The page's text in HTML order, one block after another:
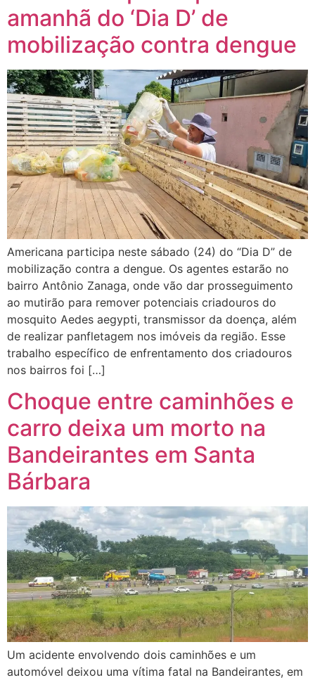
amanhã do ‘Dia D’ de
mobilização contra dengue
Americana participa neste sábado (24) do “Dia D” de
mobilização contra a dengue. Os agentes estarão no
bairro Antônio Zanaga, onde vão dar prosseguimento
ao mutirão para remover potenciais criadouros do
mosquito Aedes aegypti, transmissor da doença, além
de realizar panfletagem nos imóveis da região. Esse
trabalho específico de enfrentamento dos criadouros
nos bairros foi […]
Choque entre caminhões e
carro deixa um morto na
Bandeirantes em Santa
Bárbara
Um acidente envolvendo dois caminhões e um
automóvel deixou uma vítima fatal na Bandeirantes, em